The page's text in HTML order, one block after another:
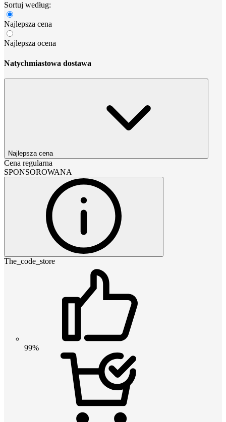
Sortuj według:
Najlepsza cena
Najlepsza ocena
Natychmiastowa dostawa
Najlepsza cena
Cena regularna
SPONSOROWANA
The_code_store
99%